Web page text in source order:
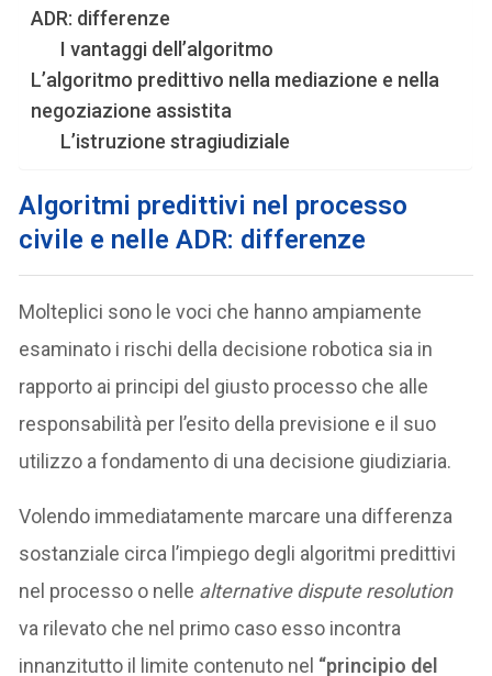
ADR: differenze
I vantaggi dell’algoritmo
L’algoritmo predittivo nella mediazione e nella
negoziazione assistita
L’istruzione stragiudiziale
Algoritmi predittivi nel processo
civile e nelleADR: differenze
Molteplici sono le voci che hanno ampiamente
esaminato i rischi della decisione robotica sia in
rapporto ai principi del giusto processo che alle
responsabilità per l’esito della previsione e il suo
utilizzo a fondamento di una decisione giudiziaria.
Volendo immediatamente marcare una differenza
sostanziale circa l’impiego degli algoritmi predittivi
nel processo o nelle alternative dispute resolution
va rilevato che nel primo caso esso incontra
innanzitutto il limite contenuto nel “principio del